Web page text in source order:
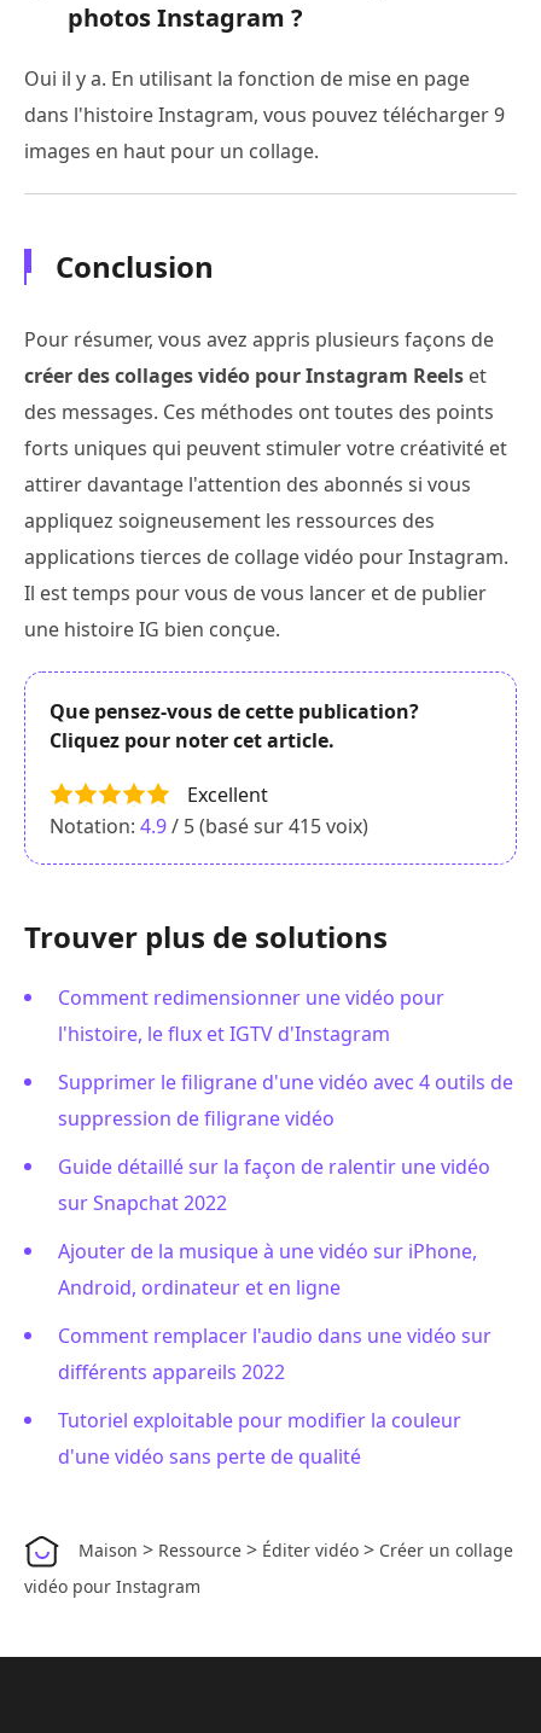
photos Instagram ?
Oui il y a. En utilisant la fonction de mise en page
dans l'histoire Instagram, vous pouvez télécharger 9
images en haut pour un collage.
Conclusion
Pour résumer, vous avez appris plusieurs façons de
créer des collages vidéo pour Instagram Reels et
des messages. Ces méthodes ont toutes des points
forts uniques qui peuvent stimuler votre créativité et
attirer davantage l'attention des abonnés si vous
appliquez soigneusement les ressources des
applications tierces de collage vidéo pour Instagram.
Il est temps pour vous de vous lancer et de publier
une histoire IG bien conçue.
Que pensez-vous de cette publication?
Cliquez pour noter cet article.
Excellent
Notation: 4.9/ 5 (basé sur415voix)
Trouver plus de solutions
Comment redimensionner une vidéo pour
l'histoire, le flux et IGTV d'Instagram
Supprimer le filigrane d'une vidéo avec 4 outils de
suppression de filigrane vidéo
Guide détaillé sur la façon de ralentir une vidéo
sur Snapchat 2022
Ajouter de la musique à une vidéo sur iPhone,
Android, ordinateur et en ligne
Comment remplacer l'audio dans une vidéo sur
différents appareils 2022
Tutoriel exploitable pour modifier la couleur
d'une vidéo sans perte de qualité
Maison > Ressource > Éditer vidéo > Créer un collage
vidéo pour Instagram